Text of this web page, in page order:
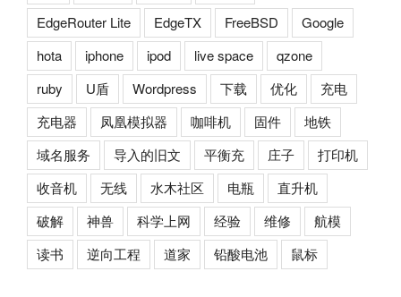
EdgeRouter Lite
EdgeTX FreeBSD
Google
hota
iphone ipod live space
qzone
ruby
U盾 Wordpress 下载 优化
充电
充电器
凤凰模拟器 咖啡机 固件
地铁
域名服务
导入的旧文 平衡充 庄子
打印机
收音机
无线 水木社区 电瓶
直升机
破解
神兽 科学上网 经验 维修
航模
读书
逆向工程 道家 铅酸电池 鼠标